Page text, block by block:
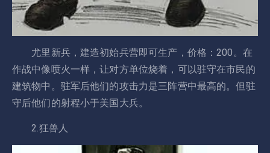
尤里新兵，建造初始兵营即可生产，价格：200。在
作战中像喷火一样，让对方单位烧着，可以驻守在市民的
建筑物中。驻军后他们的攻击力是三阵营中最高的。但驻
守后他们的射程小于美国大兵。
2.狂兽人